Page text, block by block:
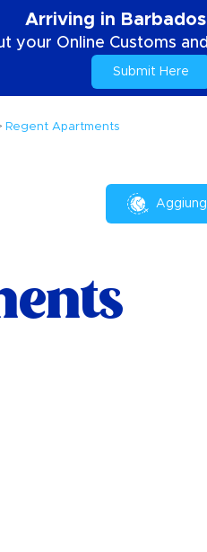
Arriving in
your Online Customs
Submit Here
Regent Apartments